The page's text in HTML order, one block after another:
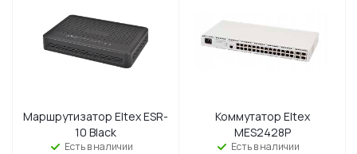
Маршрутизатор Eltex ESR-
10 Black
Есть в наличии
Коммутатор Eltex
MES2428P
Есть в наличии